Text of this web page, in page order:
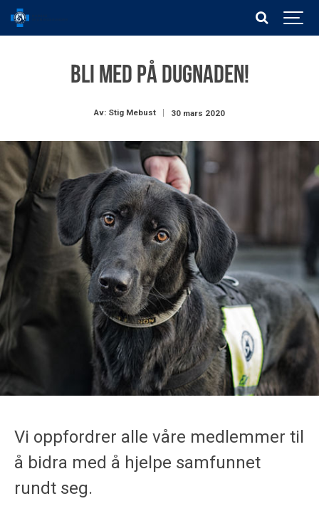
Bli med på dugnaden!
Av: Stig Mebust 30 mars 2020
Vi oppfordrer alle våre medlemmer til
å bidra med å hjelpe samfunnet
rundt seg.